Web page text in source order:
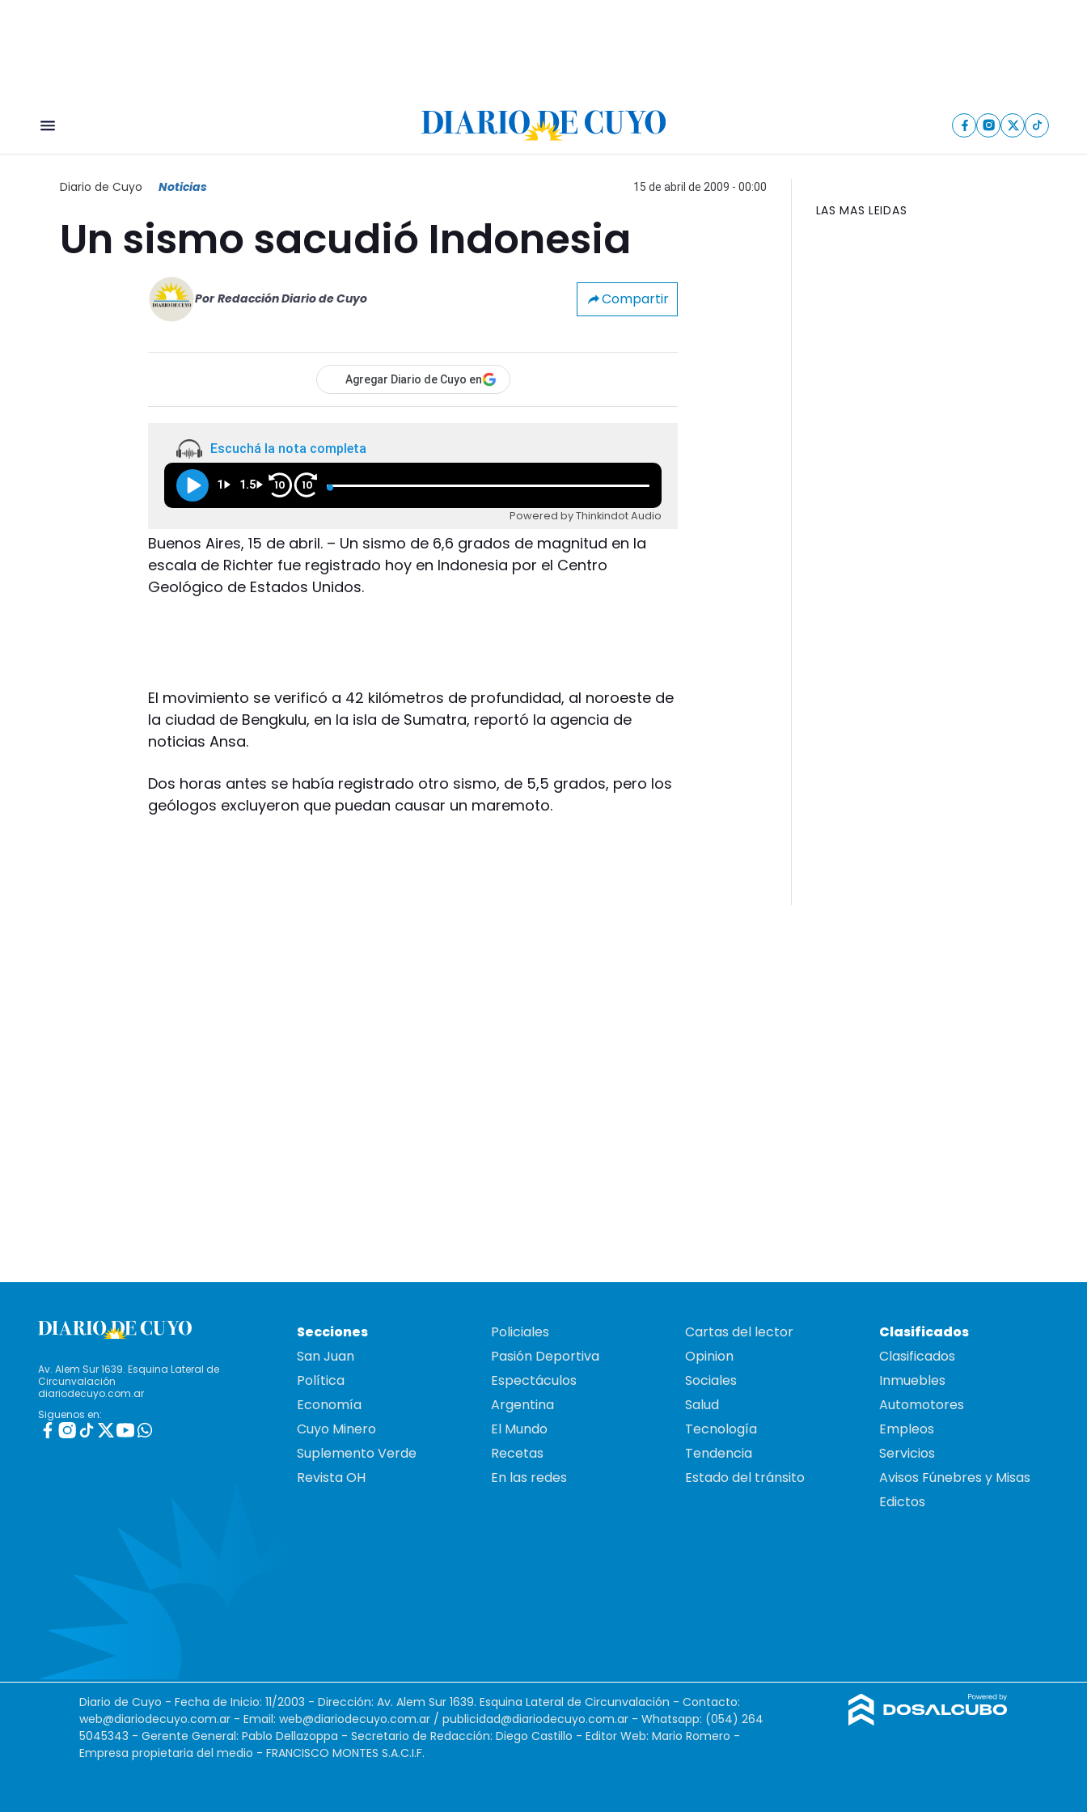
Diario de Cuyo Noticias 15 de abril de 2009 - 00:00
Un sismo sacudió Indonesia
Por Redacción Diario de Cuyo Compartir
Agregar Diario de Cuyo en
Escuchá la nota completa
1 1.5 10 10
Powered by Thinkindot Audio
Buenos Aires, 15 de abril. – Un sismo de 6,6 grados de magnitud en la
escala de Richter fue registrado hoy en Indonesia por el Centro
Geológico de Estados Unidos.
El movimiento se verificó a 42 kilómetros de profundidad, al noroeste de
la ciudad de Bengkulu, en la isla de Sumatra, reportó la agencia de
noticias Ansa.
Dos horas antes se había registrado otro sismo, de 5,5 grados, pero los
geólogos excluyeron que puedan causar un maremoto.
LAS MAS LEIDAS
Av. Alem Sur 1639. Esquina Lateral de
Circunvalación
diariodecuyo.com.ar
Siguenos en:
Secciones
San Juan
Política
Economía
Cuyo Minero
Suplemento Verde
Revista OH
Policiales
Pasión Deportiva
Espectáculos
Argentina
El Mundo
Recetas
En las redes
Cartas del lector
Opinion
Sociales
Salud
Tecnología
Tendencia
Estado del tránsito
Clasificados
Clasificados
Inmuebles
Automotores
Empleos
Servicios
Avisos Fúnebres y Misas
Edictos
Diario de Cuyo - Fecha de Inicio: 11/2003 - Dirección: Av. Alem Sur 1639. Esquina Lateral de Circunvalación - Contacto:
web@diariodecuyo.com.ar - Email: web@diariodecuyo.com.ar / publicidad@diariodecuyo.com.ar - Whatsapp: (054) 264
5045343 - Gerente General: Pablo Dellazoppa - Secretario de Redacción: Diego Castillo - Editor Web: Mario Romero -
Empresa propietaria del medio - FRANCISCO MONTES S.A.C.I.F.